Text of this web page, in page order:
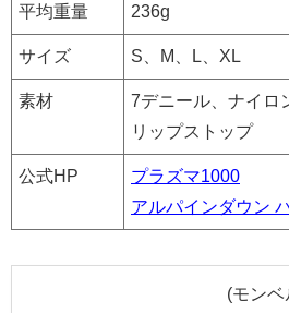
平均重量 236g
サイズ S、M、L、XL
素材
7デニール、ナイロ
リップストップ
公式HP
プラズマ1000
アルパインダウン
(モン